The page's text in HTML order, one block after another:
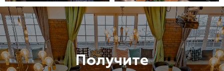
Получите